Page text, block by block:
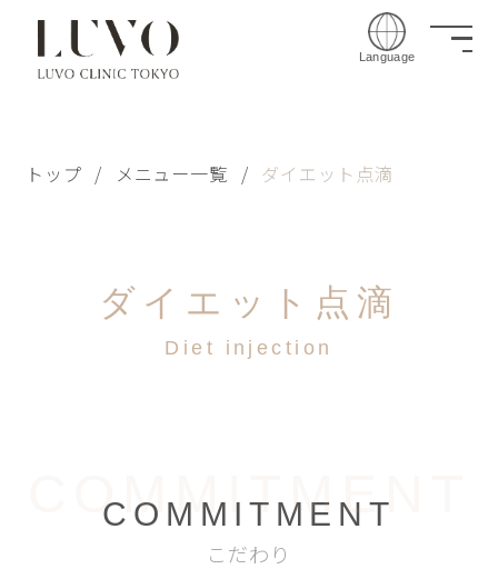
Language
トップ / メニュー一覧 / ダイエット点滴
ダイエット点滴
Diet injection
COMMITMENT
COMMITMENT
こだわり